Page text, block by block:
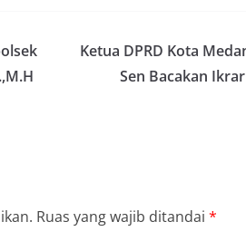
dalam menjaga keamanan
sama.‎‎Kehadiran
warga diharapkan dapat semakin
hubungan kemitraan antara Polri dan
secara rutin oleh
Sunggal sebagai bagian dari
Ketua DPRD Kota
Sen Bacakan
Ruas yang wajib ditandai *